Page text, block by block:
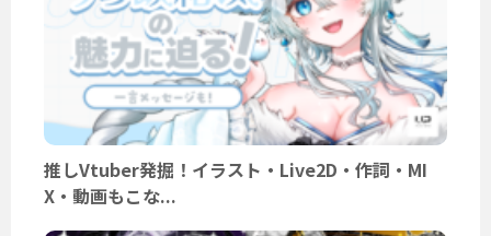
推しVtuber発掘！イラスト・Live2D・作詞・MI
X・動画もこな...